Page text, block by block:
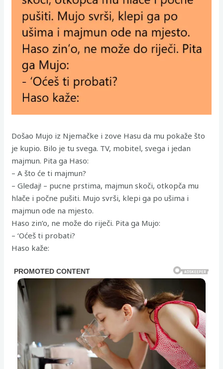
Došao Mujo iz Njemačke i zove Hasu da mu pokaže što
je kupio. Bilo je tu svega. TV, mobitel, svega i jedan
majmun. Pita ga Haso:
– A što će ti majmun?
– Gledaj! – pucne prstima, majmun skoči, otkopča mu
hlače i počne pušiti. Mujo svrši, klepi ga po ušima i
majmun ode na mjesto.
Haso zin’o, ne može do riječi. Pita ga Mujo:
– ‘Oćeš ti probati?
Haso kaže: